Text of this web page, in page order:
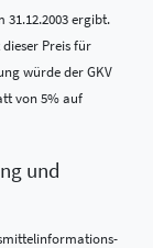
ergibt.
Preis für
würde der GKV
von 5% auf
und